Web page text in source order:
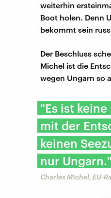
weiterhin
Boot holen. Denn
bekommt sein
Der Beschluss
Michel ist die
wegen Ungarn so
"Es ist
mit der
keinen
nur Ungarn."
Charles Michel, EU-